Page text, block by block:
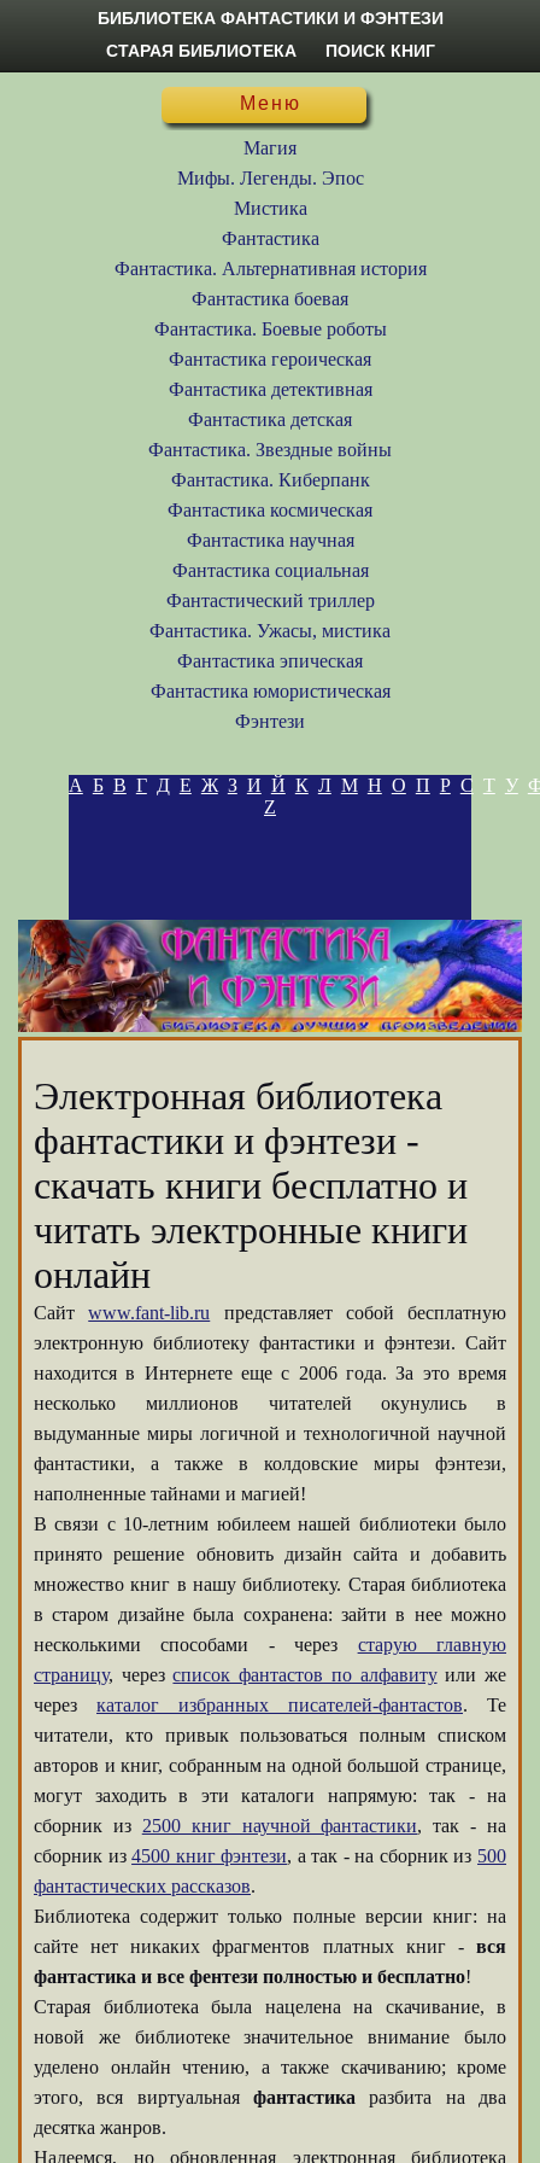
БИБЛИОТЕКА ФАНТАСТИКИ И ФЭНТЕЗИ
СТАРАЯ БИБЛИОТЕКА
ПОИСК КНИГ
Меню
Магия
Мифы. Легенды. Эпос
Мистика
Фантастика
Фантастика. Альтернативная история
Фантастика боевая
Фантастика. Боевые роботы
Фантастика героическая
Фантастика детективная
Фантастика детская
Фантастика. Звездные войны
Фантастика. Киберпанк
Фантастика космическая
Фантастика научная
Фантастика социальная
Фантастический триллер
Фантастика. Ужасы, мистика
Фантастика эпическая
Фантастика юмористическая
Фэнтези
А Б В Г Д Е Ж З И Й К Л М Н О П Р С Т У
Z
Электронная библиотека
фантастики и фэнтези -
скачать книги бесплатно и
читать электронные книги
онлайн
Сайтwww.fant-lib.ru представляет собой бесплатную
электронную библиотеку фантастики и фэнтези. Сайт
находится в Интернете еще с 2006 года. За это время
несколько миллионов читателей окунулись в
выдуманные миры логичной и технологичной научной
фантастики, а также в колдовские миры фэнтези,
наполненные тайнами и магией!
В связи с 10-летним юбилеем нашей библиотеки было
принято решение обновить дизайн сайта и добавить
множество книг в нашу библиотеку. Старая библиотека
в старом дизайне была сохранена: зайти в нее можно
несколькими способами - через старую главную
страницу, черезсписок фантастов по алфавитуили же
через каталог избранных писателей-фантастов. Те
читатели, кто привык пользоваться полным списком
авторов и книг, собранным на одной большой странице,
могут заходить в эти каталоги напрямую: так - на
сборник из 2500 книг научной фантастики, так - на
сборник из4500 книг фэнтези, а так - на сборник из 500
фантастических рассказов.
Библиотека содержит только полные версии книг: на
сайте нет никаких фрагментов платных книг - вся
фантастика и все фентези полностью и бесплатно!
Старая библиотека была нацелена на скачивание, в
новой же библиотеке значительное внимание было
уделено онлайн чтению, а также скачиванию; кроме
этого, вся виртуальная фантастика разбита на два
десятка жанров.
Надеемся, но обновленная электронная библиотека